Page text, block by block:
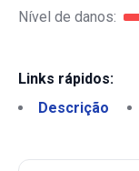
Nível de danos:
Links rápidos:
Descrição